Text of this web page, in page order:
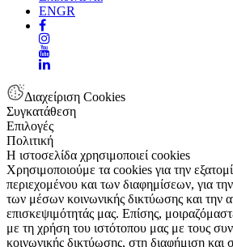
ENGR
Διαχείριση Cookies
Συγκατάθεση
Επιλογές
Πολιτική
Η ιστοσελίδα χρησιμοποιεί cookies
Χρησιμοποιούμε τα cookies για την
περιεχομένου και των διαφημίσεων, για
των μέσων κοινωνικής δικτύωσης και την
επισκεψιμότητάς μας. Επίσης,
με τη χρήση του ιστότοπου μας με τους
κοινωνικής δικτύωσης, στη διαφήμιση και